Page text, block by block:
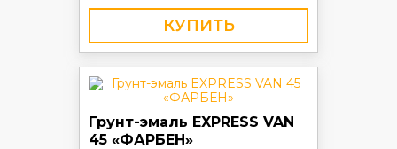
КУПИТЬ
Грунт-эмаль EXPRESS VAN
45 «ФАРБЕН»